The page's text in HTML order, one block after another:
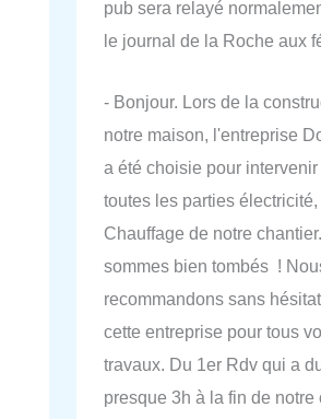
pub sera relayé
le journal de la Roche aux
- Bonjour. Lors de la
notre maison, l'entreprise
a été choisie pour intervenir
toutes les parties électricité,
Chauffage de notre
sommes bien tombés !
recommandons sans
cette entreprise pour tous
travaux. Du 1er Rdv qui a
presque 3h à la fin de notre